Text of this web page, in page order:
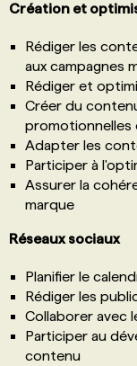
Création et
Rédiger les
aux campagnes
Rédiger et
Créer du
promotionnelles
Adapter les
Participer à
Assurer la
marque
Réseaux sociaux
Planifier le
Rédiger les
Collaborer avec
Participer au
contenu